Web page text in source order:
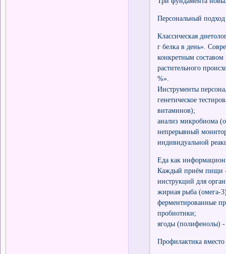
Персональный подход
Классическая
г белка в день».
конкретным составом
растительного
%».
Инструменты
генетическое
витаминов);
анализ микробиома
непрерывный
индивидуальной
Еда как
Каждый приём пищи -
инструкций для
жирная рыба (омега-
ферментированные
пробиотики;
ягоды (полифенолы) -
Профилактика вместо